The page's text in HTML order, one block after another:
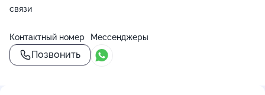
связи
Контактный номер
Позвонить
Мессенджеры